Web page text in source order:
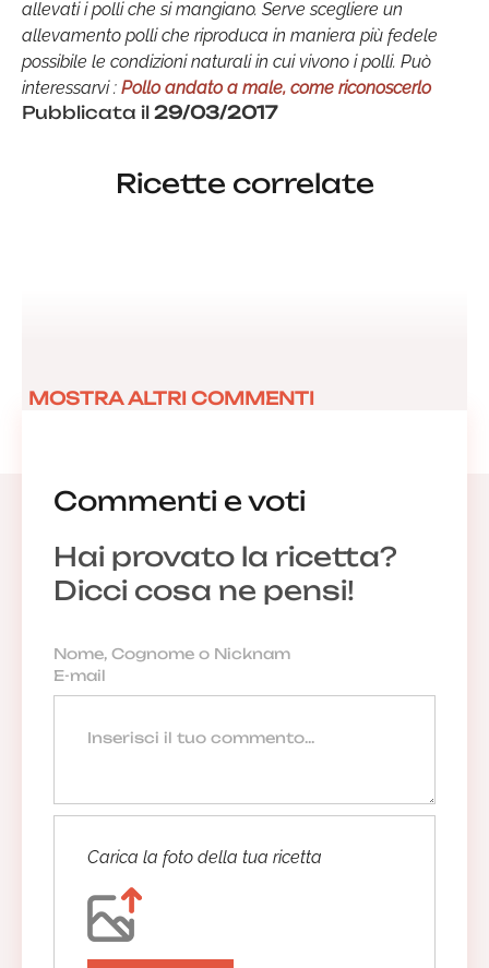
allevati i polli che si mangiano. Serve scegliere un
allevamento polli che riproduca in maniera più fedele
possibile le condizioni naturali in cui vivono i polli. Può
interessarvi : Pollo andato a male, come riconoscerlo
Pubblicata il 29/03/2017
Ricette correlate
Commenti e voti
Hai provato la ricetta?
Dicci cosa ne pensi!
Carica la foto della tua ricetta
MOSTRA ALTRI COMMENTI